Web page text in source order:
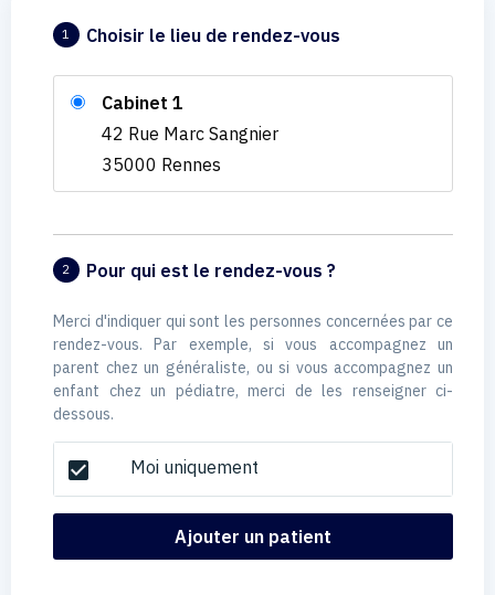
1 Choisir le lieu de rendez-vous
Cabinet 1
42 Rue Marc Sangnier
35000 Rennes
2 Pour qui est le rendez-vous ?
Merci d'indiquer qui sont les personnes concernées par ce
rendez-vous. Par exemple, si vous accompagnez un
parent chez un généraliste, ou si vous accompagnez un
enfant chez un pédiatre, merci de les renseigner ci-
dessous.
check_box Moi uniquement
Ajouter un patient